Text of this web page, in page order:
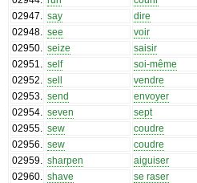
02947
say
dire
02948
see
voir
02950
seize
saisir
02951
self
soi-même
02952
sell
vendre
02953
send
envoyer
02954
seven
sept
02955
sew
coudre
02956
sew
coudre
02959
sharpen
aiguiser
02960
shave
se raser